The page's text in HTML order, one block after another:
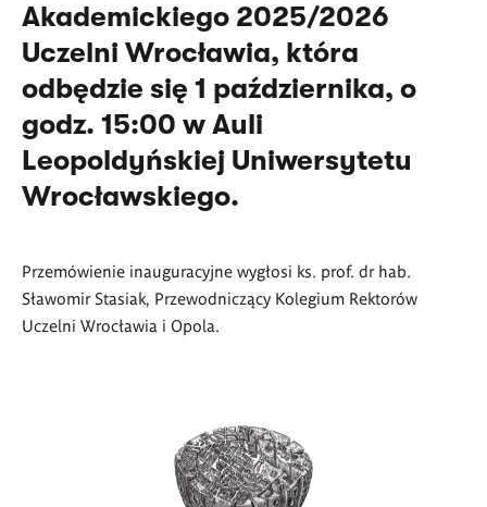
Akademickiego 2025/2026
Uczelni Wrocławia, która
odbędzie się 1 października, o
godz. 15:00 w Auli
Leopoldyńskiej Uniwersytetu
Wrocławskiego.
Przemówienie inauguracyjne wygłosi ks. prof. dr hab.
Sławomir Stasiak, Przewodniczący Kolegium Rektorów
Uczelni Wrocławia i Opola.